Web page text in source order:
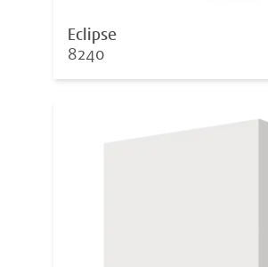
Eclipse
8240